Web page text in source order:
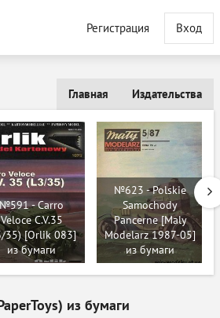
Регистрация Вход
Издательства
Главная
№591 - Carro
Veloce C.V.35
35) [Orlik 083]
из бумаги
№623 - Polskie
Samochody
Pancerne [Maly
Modelarz 1987-05]
из бумаги
из бумаги